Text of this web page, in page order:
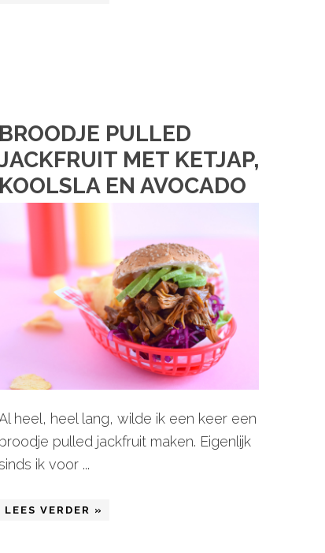
BROODJE PULLED
MET KETJAP,
KOOLSLA EN AVOCADO
heel, heel lang, wilde ik een keer een
broodje pulled jackfruit maken. Eigenlijk
ik voor ...
LEES VERDER »